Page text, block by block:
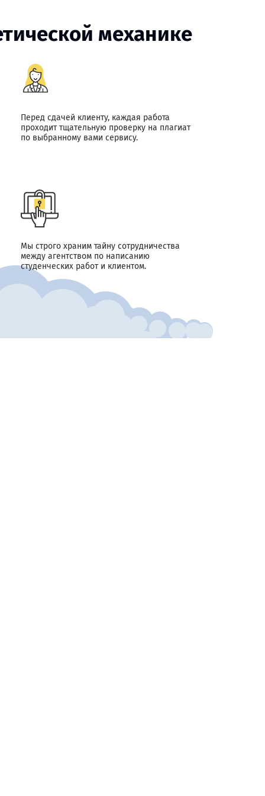
механике
Перед сдачей клиенту, каждая работа
проходит тщательную проверку на плагиат
по выбранному вами сервису.
Мы строго храним тайну сотрудничества
между агентством по написанию
студенческих работ и клиентом.